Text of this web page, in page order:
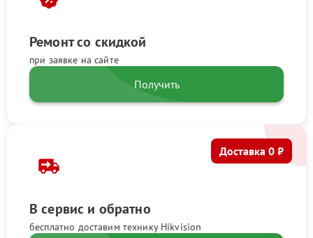
Ремонт со скидкой
при заявке на сайте
Получить
В сервис и обратно
бесплатно доставим технику Hikvision
Доставка 0 ₽